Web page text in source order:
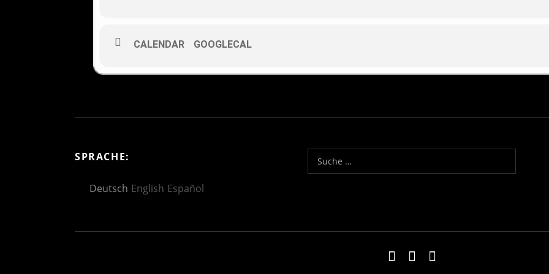
CALENDAR GOOGLECAL
SPRACHE:
Deutsch English Español
Suche nach:
Impressum
Kontakt